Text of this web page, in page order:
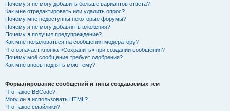
Почему я не могу добавить больше вариантов ответа?
Как мне отредактировать или удалить опрос?
Почему мне недоступны некоторые форумы?
Почему я не могу добавлять вложения?
Почему я получил предупреждение?
Как мне пожаловаться на сообщения модератору?
Что означает кнопка «Сохранить» при создании сообщения?
Почему моё сообщение требует одобрения?
Как мне вновь поднять мою тему?
Форматирование сообщений и типы создаваемых тем
Что такое BBCode?
Могу ли я использовать HTML?
Что такое смайлики?